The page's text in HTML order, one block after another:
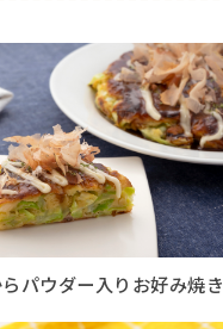
パウダー入りお好み焼き